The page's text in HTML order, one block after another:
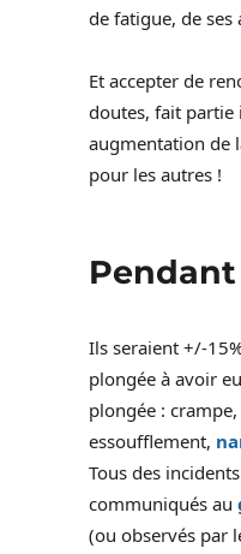
de fatigue, de ses
Et accepter de
doutes, fait partie
augmentation de
pour les autres !
Ils seraient +/-
plongée à avoir
plongée :
essoufflement,
Tous des
communiqués au
(ou observés par